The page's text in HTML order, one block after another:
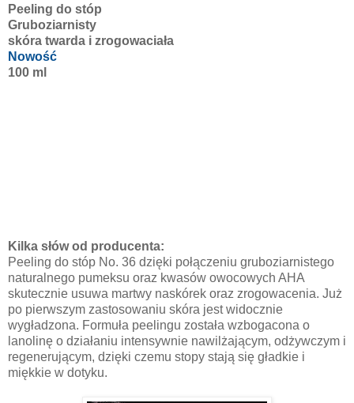
Peeling do stóp
Gruboziarnisty
skóra twarda i zrogowaciała
Nowość
100 ml
Kilka słów od producenta:
Peeling do stóp No. 36 dzięki połączeniu gruboziarnistego
naturalnego pumeksu oraz kwasów owocowych AHA
skutecznie usuwa martwy naskórek oraz zrogowacenia. Już
po pierwszym zastosowaniu skóra jest widocznie
wygładzona. Formuła peelingu została wzbogacona o
lanolinę o działaniu intensywnie nawilżającym, odżywczym i
regenerującym, dzięki czemu stopy stają się gładkie i
miękkie w dotyku.